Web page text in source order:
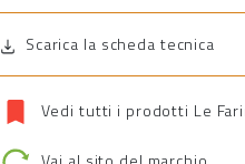
Scarica la scheda tecnica
Vedi tutti i prodotti Le